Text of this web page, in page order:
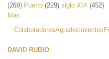
(269) Puerto (229) siglo XIX (452)
Más
ColaboradoresAgradecimientos
DAVID RUBIO